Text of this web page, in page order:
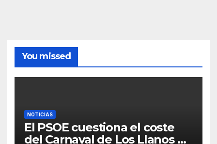
You missed
NOTICIAS
El PSOE cuestiona el coste
del Carnaval de Los Llanos de